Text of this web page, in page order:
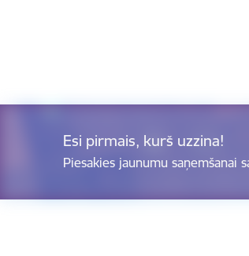
Esi pirmais, kurš uzzina!
Piesakies jaunumu saņemšanai